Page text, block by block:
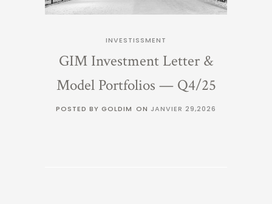
INVESTISSMENT
GIM Investment Letter &
Model Portfolios — Q4/25
POSTED BY GOLDIM ON JANVIER 29,2026